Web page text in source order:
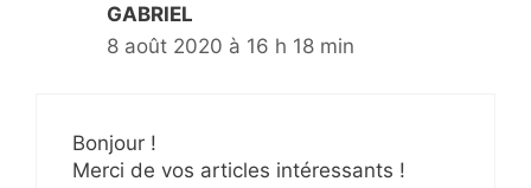
GABRIEL
8 août 2020 à 16 h 18 min
Bonjour !
Merci de vos articles intéressants !